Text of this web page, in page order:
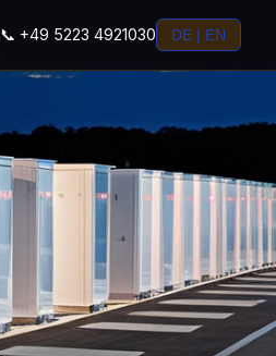
📞 +49 5223 4921030 DE | EN